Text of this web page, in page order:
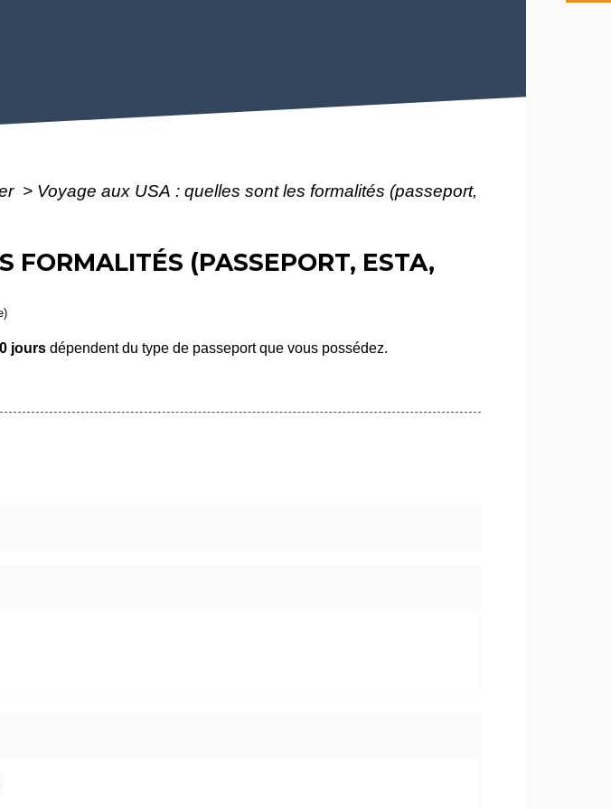
> Voyage aux USA : quelles sont les formalités (passeport,
FORMALITÉS (PASSEPORT, ESTA,
jours dépendent du type de passeport que vous possédez.